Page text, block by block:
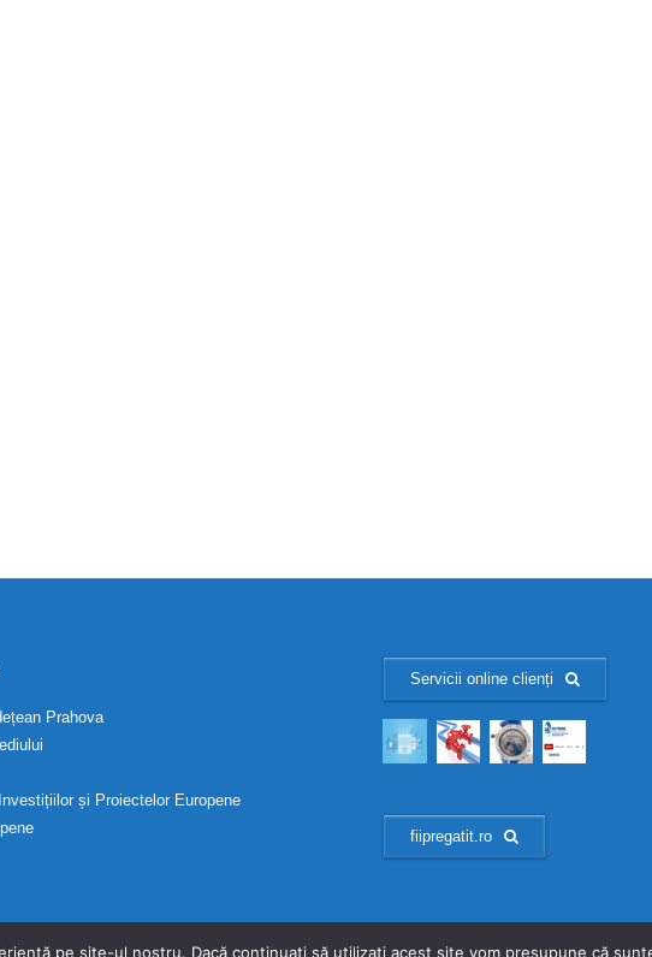
Prahova
și Proiectelor Europene
Servicii online clienți
fiipregatit.ro
pe site-ul nostru. Dacă continuați să utilizați acest site vom presupune că